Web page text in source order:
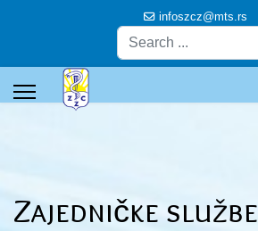
infoszcz@mts.rs
Zajedničke službe